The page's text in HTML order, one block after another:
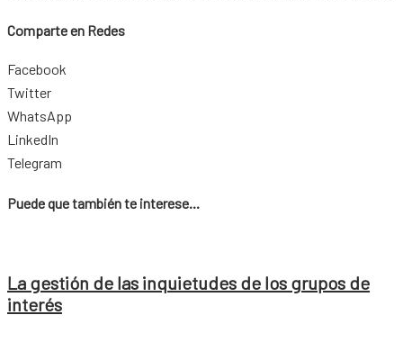
Comparte en Redes
Facebook
Twitter
WhatsApp
LinkedIn
Telegram
Puede que también te interese...
La gestión de las inquietudes de los grupos de
interés